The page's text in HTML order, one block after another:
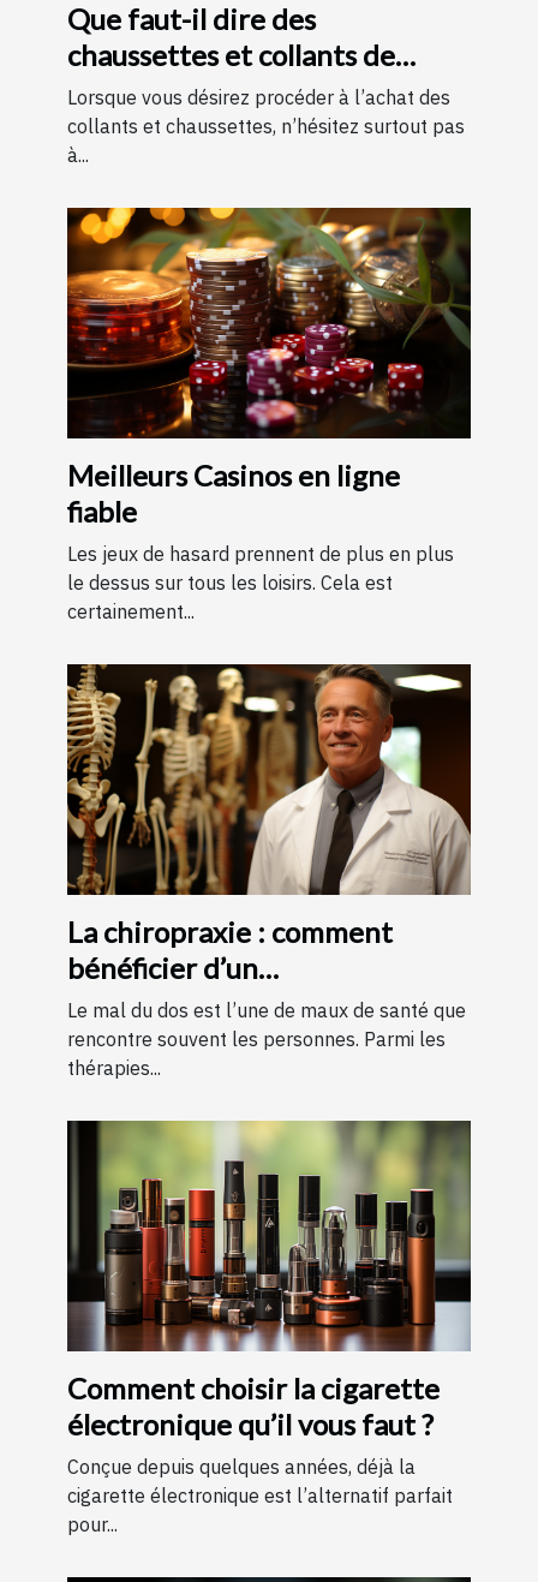
Que faut-il dire des
chaussettes et collants de
contention ?
Lorsque vous désirez procéder à l’achat des
collants et chaussettes, n’hésitez surtout pas
à...
Meilleurs Casinos en ligne
fiable
Les jeux de hasard prennent de plus en plus
le dessus sur tous les loisirs. Cela est
certainement...
La chiropraxie : comment
bénéficier d’un
remboursement ?
Le mal du dos est l’une de maux de santé que
rencontre souvent les personnes. Parmi les
thérapies...
Comment choisir la cigarette
électronique qu’il vous faut ?
Conçue depuis quelques années, déjà la
cigarette électronique est l’alternatif parfait
pour...